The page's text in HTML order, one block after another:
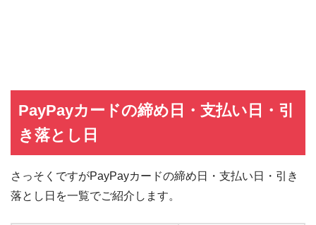
PayPayカードの締め日・支払い日・引
き落とし日
さっそくですがPayPayカードの締め日・支払い日・引き
落とし日を一覧でご紹介します。